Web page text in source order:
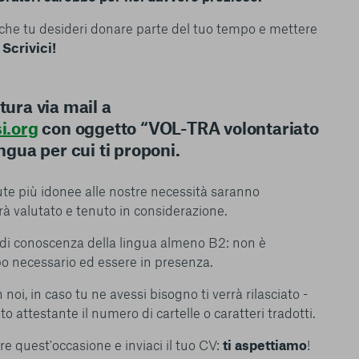
i nostri
per mostrare
salvo i Cookie
È importante tenere
sulla
scelte”, la
informazioni
Consenti tutti
tu desideri donare parte del tuo tempo e mettere
Scrivici!
via mail a
con oggetto “VOL-TRA volontariato
per cui ti proponi.
più idonee alle nostre necessità saranno
valutato e tenuto in considerazione.
conoscenza della lingua almeno B2: non è
necessario ed essere in presenza.
noi, in caso tu ne avessi bisogno ti verrà rilasciato -
attestante il numero di cartelle o caratteri tradotti.
quest'occasione e inviaci il tuo CV: ti aspettiamo!